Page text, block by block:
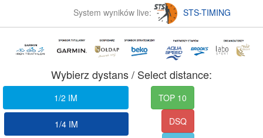
System wyników live: STS-TIMING
Wybierz dystans / Select distance:
1/2 IM
1/4 IM
TOP 10
DSQ